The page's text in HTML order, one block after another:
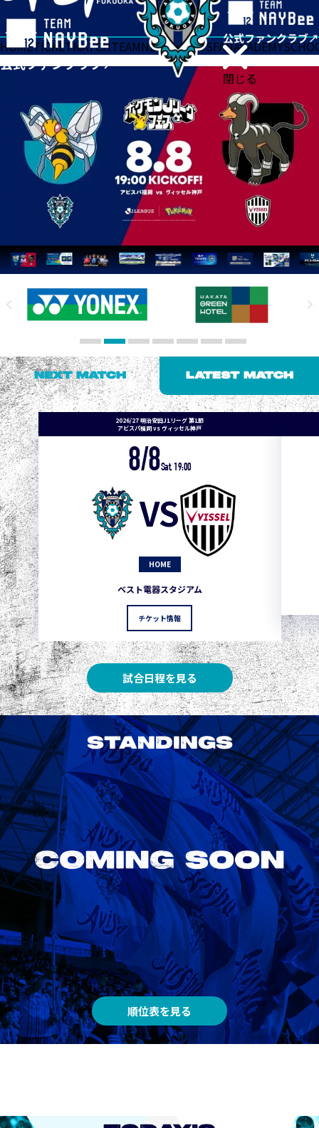
閉じる
HOMETICKETMATCHTEAMNEWSGOODSFANACADEMY
NEXT MATCH LATEST MATCH
2026/27 明治安田J1リーグ 第1節
アビスパ福岡 vs ヴィッセル神戸
8/8Sat. 19:00
VS
HOME
ベスト電器スタジアム
チケット情報
試合日程を見る
STANDINGS
順位表を見る